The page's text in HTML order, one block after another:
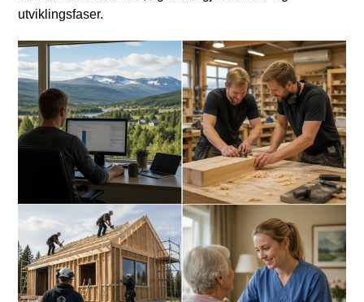
utviklingsfaser.